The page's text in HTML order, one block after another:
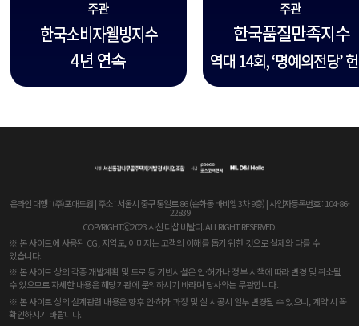
온라인 대행 : (주)포애드원 | 주소 : 서울시 중구 통일로 86 (순화동 바비엥 3차 9층) | 사업자등록번호 : 104-86-
22839
COPYRIGHTⒸ2023 서신 더샵 비발디. ALLRIGHT RESERVED.
※ 본 사이트에 사용된 CG, 지역도, 이미지는 고객의 이해를 돕기 위한 것으로 실제와 다를 수
있습니다.
※ 본 사이트 상의 각종 개발계획 및 도로 등 기반시설은 인·허가나 정부 시책에 따라 변경 및 취소될
수 있으므로 자세한 내용은 해당기관에 문의하시기 바라며 당사와는 무관합니다.
※ 본 사이트 상의 설계관련 내용은 향후 인·허가 과정 및 실 시공시 일부 변경될 수 있으니, 계약 시 꼭
확인하시기 바랍니다.